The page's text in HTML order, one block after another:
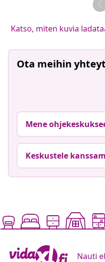
Katso, miten kuvia
Ota meihin
Mene
Keskustele
Nauti